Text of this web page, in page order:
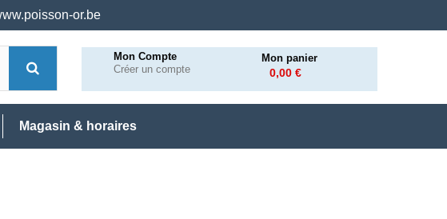
or.be
Mon Compte
Créer un compte
Mon panier
0,00 €
Magasin & horaires